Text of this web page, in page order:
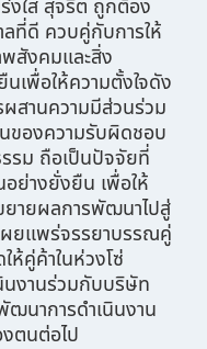
งใส สุจริต ถูกต้อง
ที่ดี ควบคู่กับการให้
สังคมและสิ่ง
เพื่อให้ความตั้งใจดัง
สานความมีส่วนร่วม
ของความรับผิดชอบ
รม ถือเป็นปัจจัยที่
ย่างยั่งยืน เพื่อให้
ยายผลการพัฒนาไปสู่
ผยแพร่จรรยาบรรณคู่
คู่ค้าในห่วงโซ่
งานร่วมกับบริษัท
นาการดำเนินงาน
ตนต่อไป